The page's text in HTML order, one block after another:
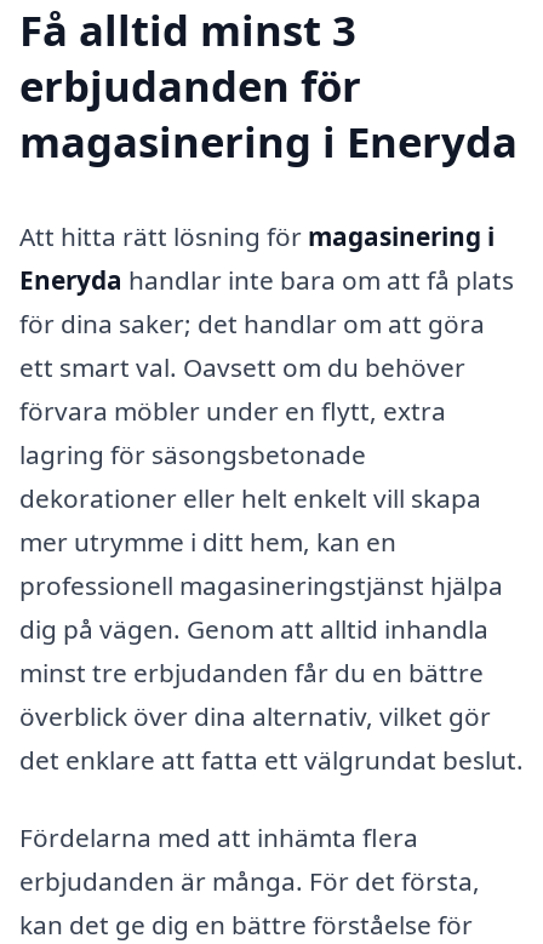
Få alltid minst 3
erbjudanden för
magasinering i Eneryda
Att hitta rätt lösning för magasinering i
Eneryda handlar inte bara om att få plats
för dina saker; det handlar om att göra
ett smart val. Oavsett om du behöver
förvara möbler under en flytt, extra
lagring för säsongsbetonade
dekorationer eller helt enkelt vill skapa
mer utrymme i ditt hem, kan en
professionell magasineringstjänst hjälpa
dig på vägen. Genom att alltid inhandla
minst tre erbjudanden får du en bättre
överblick över dina alternativ, vilket gör
det enklare att fatta ett välgrundat beslut.
Fördelarna med att inhämta flera
erbjudanden är många. För det första,
kan det ge dig en bättre förståelse för